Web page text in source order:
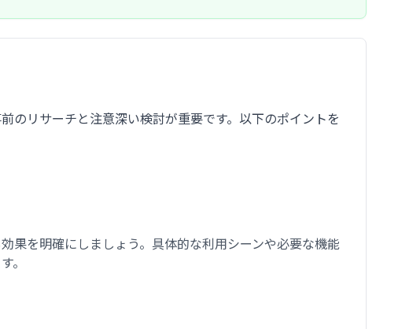
のリサーチと注意深い検討が重要です。以下のポイントを
果を明確にしましょう。具体的な利用シーンや必要な機能
。